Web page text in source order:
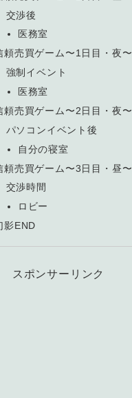
交渉後
医務室
頼売買ゲーム〜1日目・夜〜
強制イベント
医務室
頼売買ゲーム〜2日目・夜〜
パソコンイベント後
自分の寝室
頼売買ゲーム〜3日目・昼〜
交渉時間
ロビー
影END
スポンサーリンク